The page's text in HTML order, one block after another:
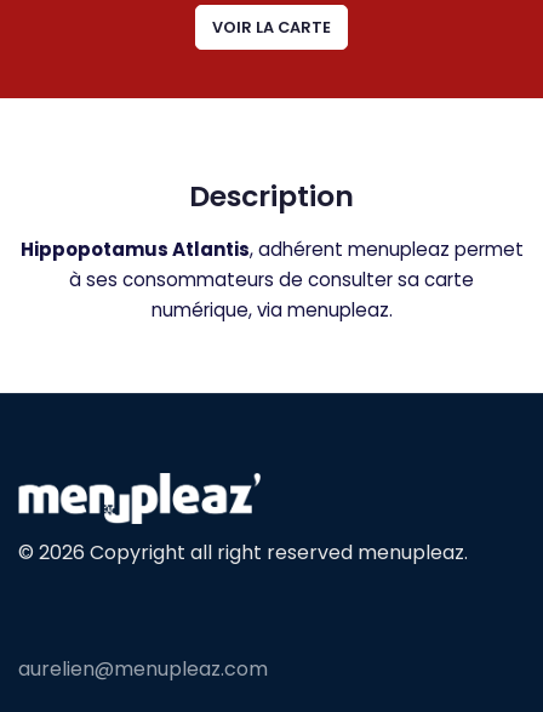
VOIR LA CARTE
Description
Hippopotamus Atlantis, adhérent menupleaz permet
à ses consommateurs de consulter sa carte
numérique, via menupleaz.
© 2026 Copyright all right reserved menupleaz.
aurelien@menupleaz.com